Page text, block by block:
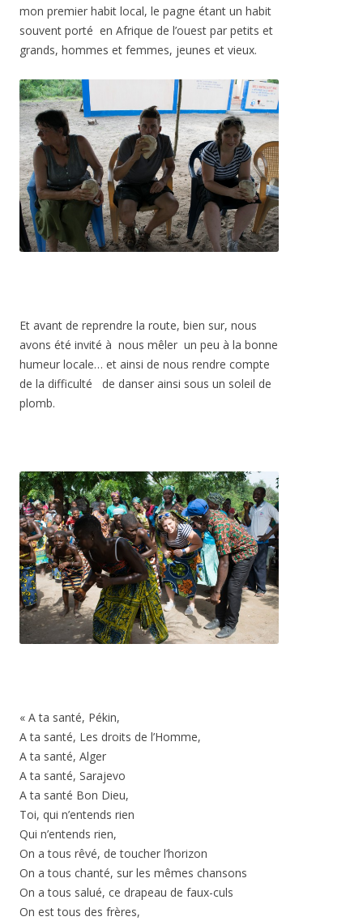
mon premier habit local, le pagne étant un habit
souvent porté en Afrique de l’ouest par petits et
grands, hommes et femmes, jeunes et vieux.
Et avant de reprendre la route, bien sur, nous
avons été invité à nous mêler un peu à la bonne
humeur locale… et ainsi de nous rendre compte
de la difficulté de danser ainsi sous un soleil de
plomb.
« A ta santé, Pékin,
A ta santé, Les droits de l’Homme,
A ta santé, Alger
A ta santé, Sarajevo
A ta santé Bon Dieu,
Toi, qui n’entends rien
Qui n’entends rien,
On a tous rêvé, de toucher l’horizon
On a tous chanté, sur les mêmes chansons
On a tous salué, ce drapeau de faux-culs
On est tous des frères,